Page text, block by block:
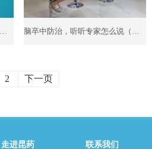
2 下一页
走进昆药 联系我们